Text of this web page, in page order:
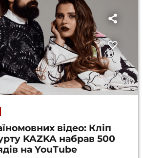
відео: Кліп
KAZKA набрав 500
на YouTube